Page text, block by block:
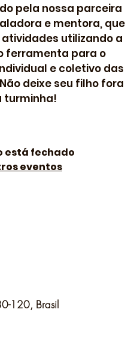
pela nossa parceira
e mentora, que
atividades utilizando a
ferramenta para o
e coletivo das
deixe seu filho fora
turminha!
está fechado
eventos
120, Brasil